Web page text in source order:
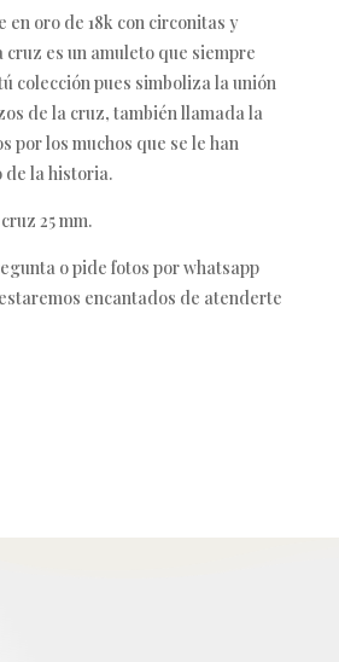
en oro de 18k con circonitas y
cruz es un amuleto que siempre
colección pues simboliza la unión
de la cruz, también llamada la
por los muchos que se le han
la historia.
25 mm.
o pide fotos por whatsapp
estaremos encantados de atenderte